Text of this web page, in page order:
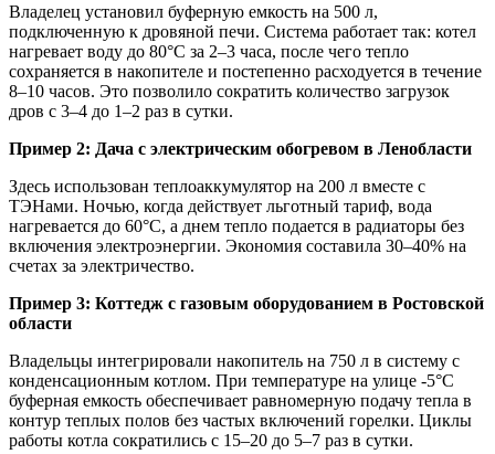
Владелец установил буферную емкость на 500 л,
подключенную к дровяной печи. Система работает так: котел
нагревает воду до 80°C за 2–3 часа, после чего тепло
сохраняется в накопителе и постепенно расходуется в течение
8–10 часов. Это позволило сократить количество загрузок
дров с 3–4 до 1–2 раз в сутки.
Пример 2: Дача с электрическим обогревом в Ленобласти
Здесь использован теплоаккумулятор на 200 л вместе с
ТЭНами. Ночью, когда действует льготный тариф, вода
нагревается до 60°C, а днем тепло подается в радиаторы без
включения электроэнергии. Экономия составила 30–40% на
счетах за электричество.
Пример 3: Коттедж с газовым оборудованием в Ростовской
области
Владельцы интегрировали накопитель на 750 л в систему с
конденсационным котлом. При температуре на улице -5°C
буферная емкость обеспечивает равномерную подачу тепла в
контур теплых полов без частых включений горелки. Циклы
работы котла сократились с 15–20 до 5–7 раз в сутки.